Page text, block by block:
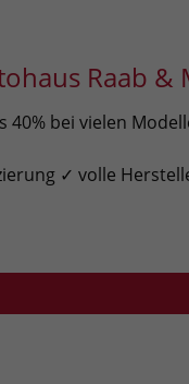
Raab &
40% bei vielen
✓ volle